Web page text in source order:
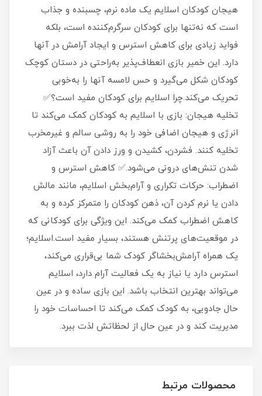
هیجان کودکان اسلایم یک ماده نرم، چسبنده و جذاب
است که نه‌تنها برای کودکان سرگرم‌کننده است، بلکه
فواید زیادی برای کاهش استرس و ایجاد آرامش در آنها
دارد. این خمیر بازی انعطاف‌پذیر به‌راحتی در دستان کوچک
کودکان شکل می‌گیرد و حس لامسه آنها را به‌خوبی
تحریک می‌کند.چرا اسلایم برای کودکان مفید است؟✅
تخلیه هیجان: بازی با اسلایم به کودکان کمک می‌کند تا
انرژی و هیجان اضافی خود را به روشی سالم و غیرمخرب
تخلیه کنند. فشردن، کشیدن و ورز دادن آن باعث آزاد
شدن تنش‌های درونی می‌شود.✅ کاهش استرس و
اضطراب: حرکات تکراری و آرام‌بخش اسلایم، مانند مالش
دادن یا نرم کردن آن، ذهن کودکان را متمرکز کرده و به
کاهش اضطراب کمک می‌کند. این ویژگی برای کودکانی که
در موقعیت‌های پرتنش هستند، بسیار مفید است.اسلایم؛
یک همراه آرامش‌بخشاگر کودک شما بی‌قراری می‌کند،
استرس دارد یا نیاز به یک فعالیت آرام دارد، اسلایم
می‌تواند بهترین انتخاب باشد. این بازی ساده و در عین
حال جادویی، به کودک کمک می‌کند تا احساسات خود را
مدیریت کند و در عین حال از لحظاتش لذت ببرد.
محصولات مرتبط